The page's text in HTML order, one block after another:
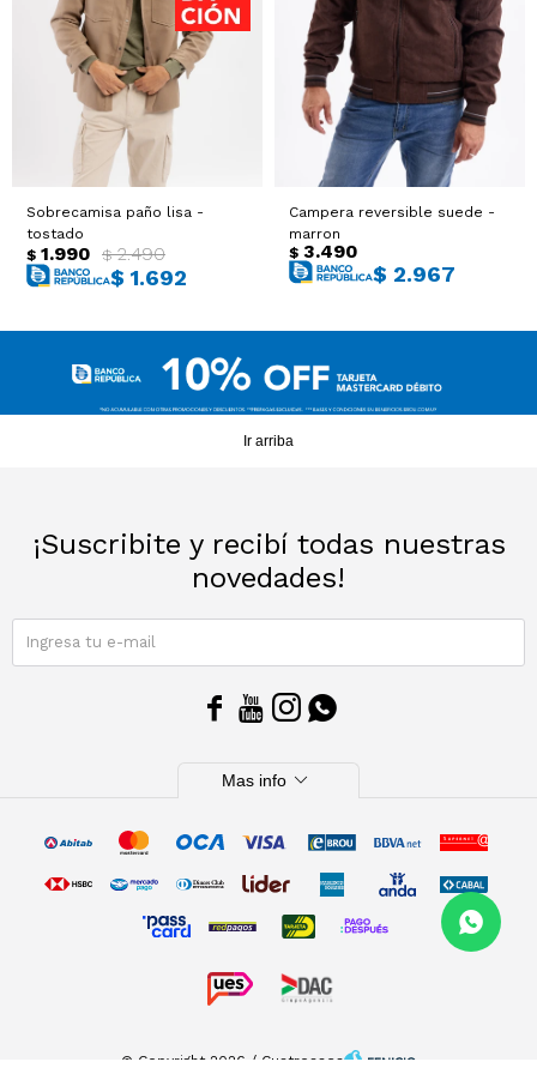
Sobrecamisa paño lisa -
tostado
$ 1.990 $ 2.490
$ 1.692
Campera reversible suede -
marron
$ 3.490
$ 2.967
Ir arriba
¡Suscribite y recibí todas nuestras
novedades!
   
Mas info expand_more
© Copyright 2026 / Cuatroases
Sacos
Trajes
Abrigos
Ver todo
T-shirts y Tops
Ver todo